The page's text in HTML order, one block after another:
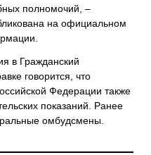
полномочий, –
на официальном
в Гражданский
говорится, что
Федерации также
показаний. Ранее
омбудсмены.